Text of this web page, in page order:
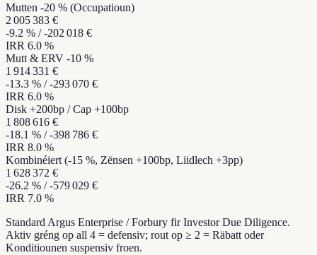
Mutten -20 % (Occupatioun)
2 005 383 €
-9.2 % /-202 018 €
IRR 6.0 %
Mutt & ERV -10 %
1 914 331 €
-13.3 % /-293 070 €
IRR 6.0 %
Disk +200bp / Cap +100bp
1 808 616 €
-18.1 % /-398 786 €
IRR 8.0 %
Kombinéiert (-15 %, Zënsen +100bp, Liidlech +3pp)
1 628 372 €
-26.2 % /-579 029 €
IRR 7.0 %
Standard Argus Enterprise / Forbury fir Investor Due Diligence.
Aktiv gréng op all 4 = defensiv; rout op ≥ 2 = Räbatt oder
Konditiounen suspensiv froen.